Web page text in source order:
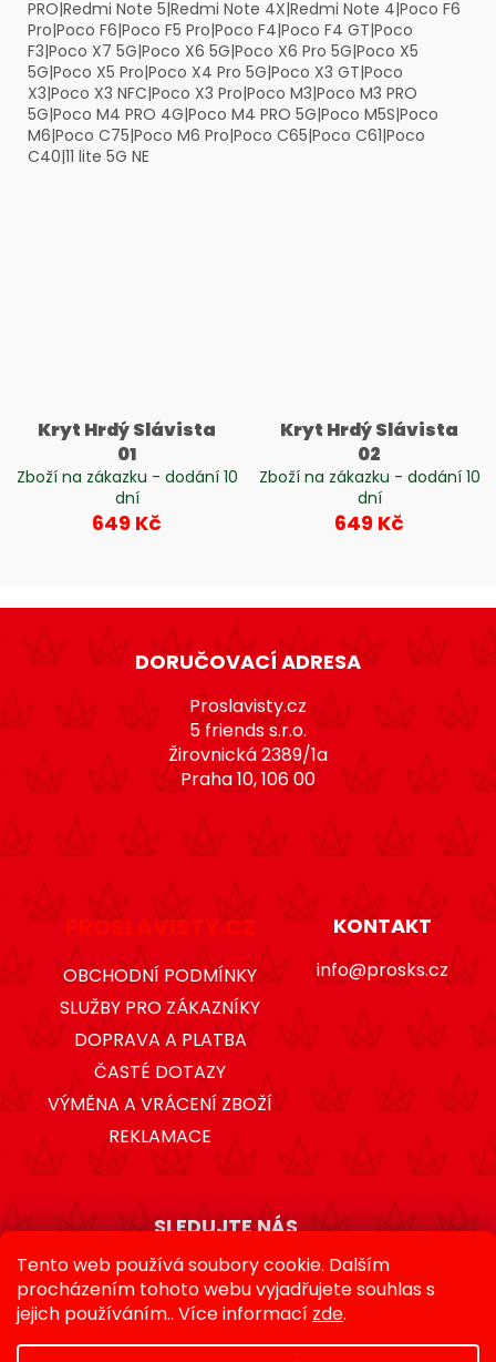
Tento web používá soubory cookie. Dalším
procházením tohoto webu vyjadřujete souhlas s
jejich používáním.. Více informací zde.
PRO|Redmi Note 5|Redmi Note 4X|Redmi Note 4|Poco F6
Pro|Poco F6|Poco F5 Pro|Poco F4|Poco F4 GT|Poco
F3|Poco X7 5G|Poco X6 5G|Poco X6 Pro 5G|Poco X5
5G|Poco X5 Pro|Poco X4 Pro 5G|Poco X3 GT|Poco
X3|Poco X3 NFC|Poco X3 Pro|Poco M3|Poco M3 PRO
5G|Poco M4 PRO 4G|Poco M4 PRO 5G|Poco M5S|Poco
M6|Poco C75|Poco M6 Pro|Poco C65|Poco C61|Poco
C40|11 lite 5G NE
Kryt Hrdý Slávista
01
Zboží na zákazku - dodání 10
dní
649 Kč
Kryt Hrdý Slávista
02
Zboží na zákazku - dodání 10
dní
649 Kč
Z
a
t
DORUČOVACÍ ADRESA
Proslavisty.cz
5 friends s.r.o.
Žirovnická 2389/1a
Praha 10, 106 00
PROSLAVISTY.CZ
OBCHODNÍ PODMÍNKY
SLUŽBY PRO ZÁKAZNÍKY
DOPRAVA A PLATBA
ČASTÉ DOTAZY
VÝMĚNA A VRÁCENÍ ZBOŽÍ
REKLAMACE
KONTAKT
info@prosks.cz
SLEDUJTE NÁS